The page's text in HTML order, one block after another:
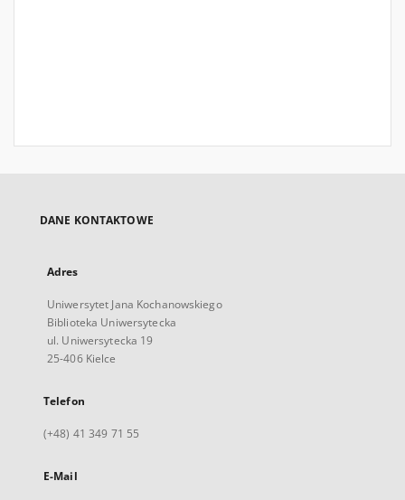
DANE KONTAKTOWE
Adres
Uniwersytet Jana Kochanowskiego
Biblioteka Uniwersytecka
ul. Uniwersytecka 19
25-406 Kielce
Telefon
(+48) 41 349 71 55
E-Mail